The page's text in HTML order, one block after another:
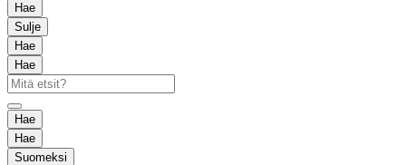
Hae
Sulje
Hae
Hae
Hae
Hae
Suomeksi